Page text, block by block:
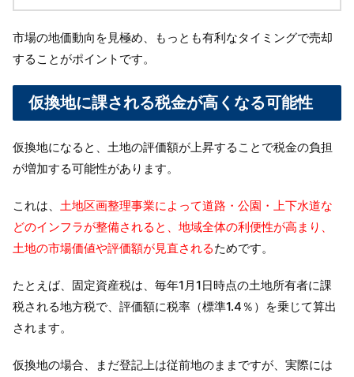
市場の地価動向を見極め、もっとも有利なタイミングで売却
することがポイントです。
仮換地に課される税金が高くなる可能性
仮換地になると、土地の評価額が上昇することで税金の負担
が増加する可能性があります。
これは、 土地区画整理事業によって道路・公園・上下水道な
どのインフラが整備されると、地域全体の利便性が高まり、
土地の市場価値や評価額が見直されるためです。
たとえば、固定資産税は、毎年1月1日時点の土地所有者に課
税される地方税で、評価額に税率（標準1.4％）を乗じて算出
されます。
仮換地の場合、まだ登記上は従前地のままですが、実際には